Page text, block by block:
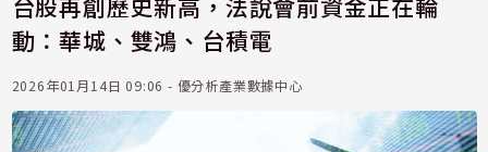
動：華城、雙鴻、台積電
2026年01月14日 09:06 - 優分析產業數據中心